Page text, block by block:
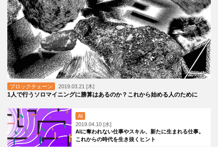
ブロックチェーン 2019.03.21 [木]
1人で行うソロマイニングに勝算はあるのか？これから始める人のために
AI
2019.04.10 [水]
AIに奪われない仕事やスキル、新たに生まれる仕事。
これからの時代を生き抜くヒント